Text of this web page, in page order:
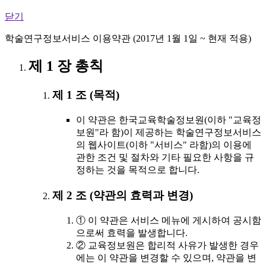
닫기
학술연구정보서비스 이용약관 (2017년 1월 1일 ~ 현재 적용)
제 1 장 총칙
제 1 조 (목적)
이 약관은 한국교육학술정보원(이하 "교육정
보원"라 함)이 제공하는 학술연구정보서비스
의 웹사이트(이하 "서비스" 라함)의 이용에
관한 조건 및 절차와 기타 필요한 사항을 규
정하는 것을 목적으로 합니다.
제 2 조 (약관의 효력과 변경)
① 이 약관은 서비스 메뉴에 게시하여 공시함
으로써 효력을 발생합니다.
② 교육정보원은 합리적 사유가 발생한 경우
에는 이 약관을 변경할 수 있으며, 약관을 변